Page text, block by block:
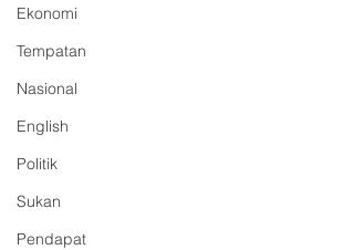
Ekonomi
Tempatan
Nasional
English
Politik
Sukan
Pendapat